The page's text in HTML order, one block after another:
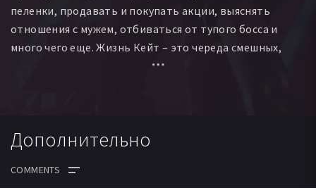
пеленки, продавать и покупать акции, выяснять
отношения с мужем, отбиваться от тупого босса и
много чего еще. Жизнь Кейт – это череда смешных,
неловких и нелепых ситуаций, в которые она
мужчины посмотрят на своих подруг по-другому.
Дополнительно